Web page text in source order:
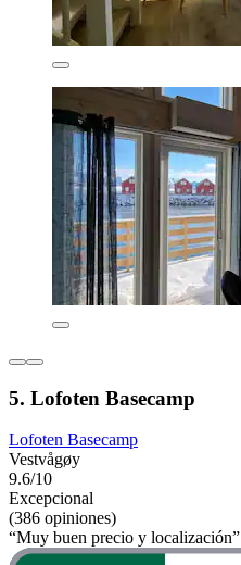
5. Lofoten Basecamp
Lofoten Basecamp
Vestvågøy
9.6/10
Excepcional
(386 opiniones)
“Muy buen precio y localización”